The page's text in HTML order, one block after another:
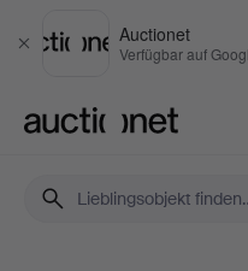
Schließen
Auctionet
Verfügbar auf